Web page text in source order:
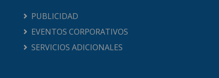
PUBLICIDAD
EVENTOS CORPORATIVOS
SERVICIOS ADICIONALES